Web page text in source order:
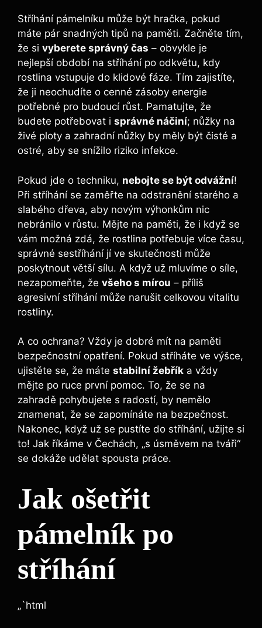
Stříhání pámelníku může být hračka, pokud
máte pár snadných tipů na paměti. Začněte tím,
že si vyberete správný čas – obvykle je
nejlepší období na stříhání po odkvětu, kdy
rostlina vstupuje do klidové fáze. Tím zajistíte,
že ji neochudíte o cenné zásoby energie
potřebné pro budoucí růst. Pamatujte, že
budete potřebovat i správné náčiní; nůžky na
živé ploty a zahradní nůžky by měly být čisté a
ostré, aby se snížilo riziko infekce.
Pokud jde o techniku, nebojte se být odvážní!
Při stříhání se zaměřte na odstranění starého a
slabého dřeva, aby novým výhonkům nic
nebránilo v růstu. Mějte na paměti, že i když se
vám možná zdá, že rostlina potřebuje více času,
správné sestříhání jí ve skutečnosti může
poskytnout větší sílu. A když už mluvíme o síle,
nezapomeňte, že všeho s mírou – příliš
agresivní stříhání může narušit celkovou vitalitu
rostliny.
A co ochrana? Vždy je dobré mít na paměti
bezpečnostní opatření. Pokud stříháte ve výšce,
ujistěte se, že máte stabilní žebřík a vždy
mějte po ruce první pomoc. To, že se na
zahradě pohybujete s radostí, by nemělo
znamenat, že se zapomínáte na bezpečnost.
Nakonec, když už se pustíte do stříhání, užijte si
to! Jak říkáme v Čechách, „s úsměvem na tváři“
se dokáže udělat spousta práce.
Jak ošetřit
pámelník po
stříhání
„`html